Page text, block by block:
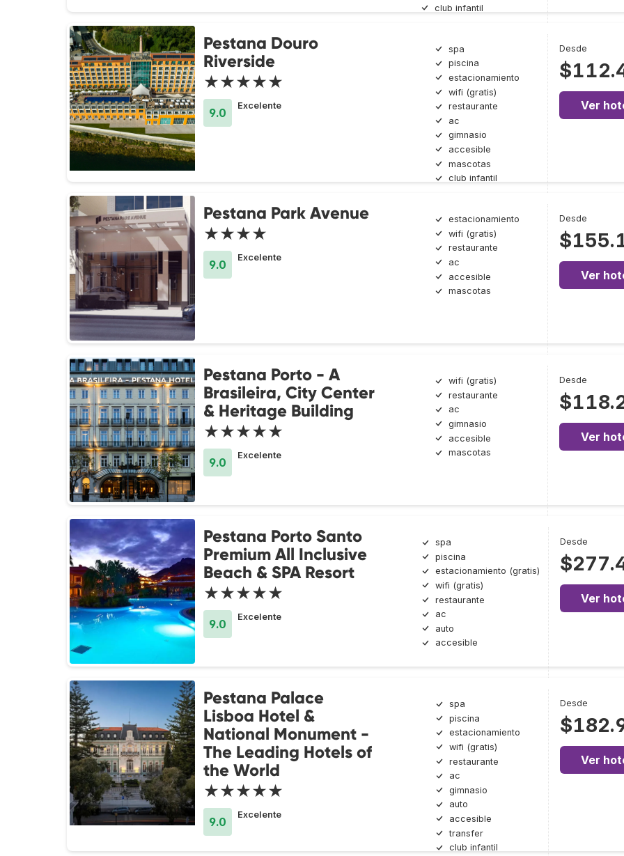
club infantil
Pestana Douro
Riverside
★★★★★
9.0
Excelente
spa
piscina
estacionamiento
wifi (gratis)
restaurante
ac
gimnasio
accesible
mascotas
club infantil
Desde
Ver
Pestana Park Avenue
★★★★
9.0
Excelente
estacionamiento
wifi (gratis)
restaurante
ac
accesible
mascotas
Desde
Ver
Pestana Porto - A
Brasileira, City Center
& Heritage Building
★★★★★
9.0
Excelente
wifi (gratis)
restaurante
ac
gimnasio
accesible
mascotas
Desde
Ver
Pestana Porto Santo
Premium All Inclusive
Beach & SPA Resort
★★★★★
9.0
Excelente
spa
piscina
estacionamiento (gratis)
wifi (gratis)
restaurante
ac
auto
accesible
Desde
Ver
Pestana Palace
Lisboa Hotel &
National Monument -
The Leading Hotels of
the World
★★★★★
9.0
Excelente
spa
piscina
estacionamiento
wifi (gratis)
restaurante
ac
gimnasio
auto
accesible
transfer
club infantil
Desde
Ver